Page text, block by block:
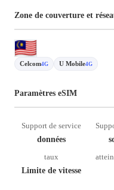
Zone de couverture et
Celcom4G U Mobile4G
Paramètres eSIM
Support de service
données
taux
Limite de vitesse